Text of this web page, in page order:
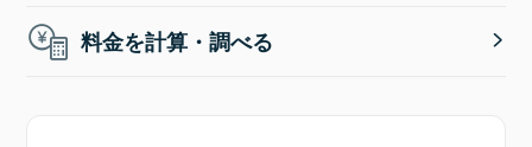
料金を計算・調べる